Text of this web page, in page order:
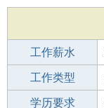
工作薪水
招聘人数
工作类型
性别要求
学历要求